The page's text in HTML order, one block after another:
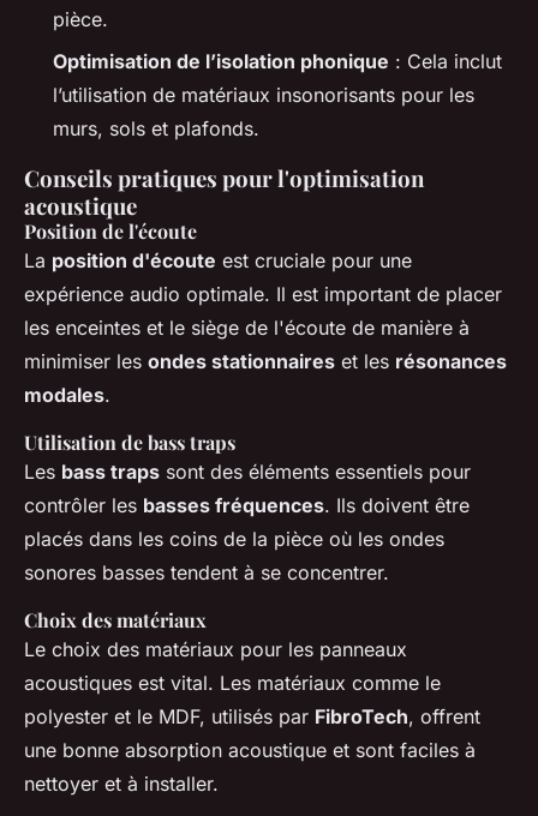
pièce.
Optimisation de l’isolation phonique : Cela inclut
l’utilisation de matériaux insonorisants pour les
murs, sols et plafonds.
Conseils pratiques pour l'optimisation
acoustique
Position de l'écoute
La position d'écoute est cruciale pour une
expérience audio optimale. Il est important de placer
les enceintes et le siège de l'écoute de manière à
minimiser les ondes stationnaires et les résonances
modales.
Utilisation de bass traps
Les bass traps sont des éléments essentiels pour
contrôler les basses fréquences. Ils doivent être
placés dans les coins de la pièce où les ondes
sonores basses tendent à se concentrer.
Choix des matériaux
Le choix des matériaux pour les panneaux
acoustiques est vital. Les matériaux comme le
polyester et le MDF, utilisés par FibroTech, offrent
une bonne absorption acoustique et sont faciles à
nettoyer et à installer.